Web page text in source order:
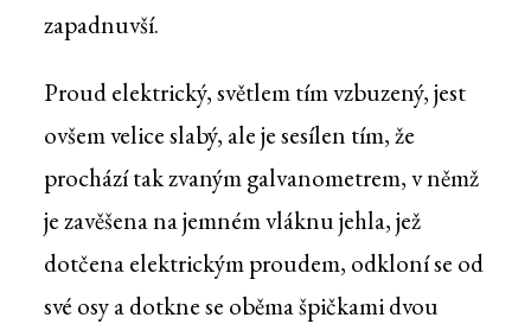
zapadnuvší.
Proud elektrický, světlem tím vzbuzený, jest
ovšem velice slabý, ale je sesílen tím, že
prochází tak zvaným galvanometrem, v němž
je zavěšena na jemném vláknu jehla, jež
dotčena elektrickým proudem, odkloní se od
své osy a dotkne se oběma špičkami dvou